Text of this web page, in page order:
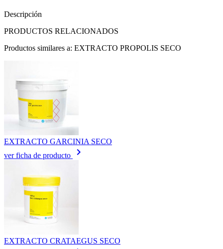
Descripción
PRODUCTOS RELACIONADOS
Productos similares a: EXTRACTO PROPOLIS SECO
EXTRACTO GARCINIA SECO
ver ficha de producto
keyboard_arrow_right
EXTRACTO CRATAEGUS SECO